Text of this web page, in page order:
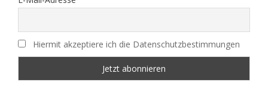
Hiermit akzeptiere ich die Datenschutzbestimmungen